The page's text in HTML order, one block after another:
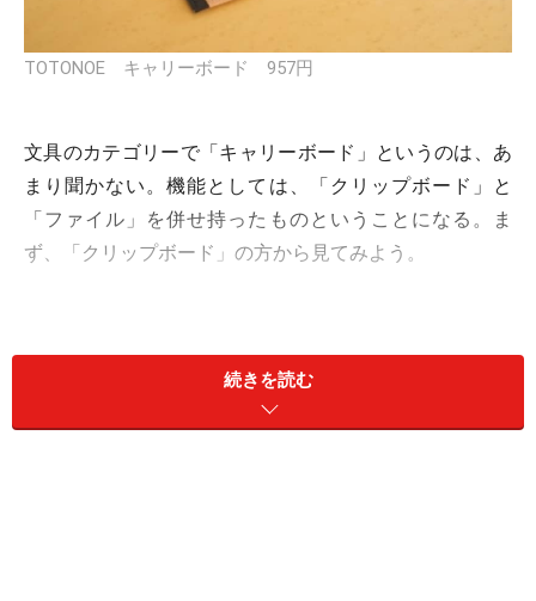
TOTONOE キャリーボード 957円
文具のカテゴリーで「キャリーボード」というのは、あ
まり聞かない。機能としては、「クリップボード」と
「ファイル」を併せ持ったものということになる。ま
ず、「クリップボード」の方から見てみよう。
ド」と銘打っているだけあり、厚みも3mmくらいあって
しっかりとしている。クリップボードというと、紙を上
側でとめるものだが、これはなんと下側。
続きを読む